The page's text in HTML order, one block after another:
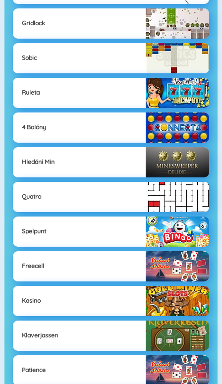
Gridlock
Sobic
Ruleta
4 Balóny
Hledání Min
Quatro
Spelpunt
Freecell
Kasino
Klaverjassen
Patience